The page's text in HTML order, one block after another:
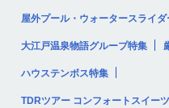
屋外プール・ウォータースライ
大江戸温泉物語グループ特集
ハウステンボス特集
TDRツアー コンフォートスイー